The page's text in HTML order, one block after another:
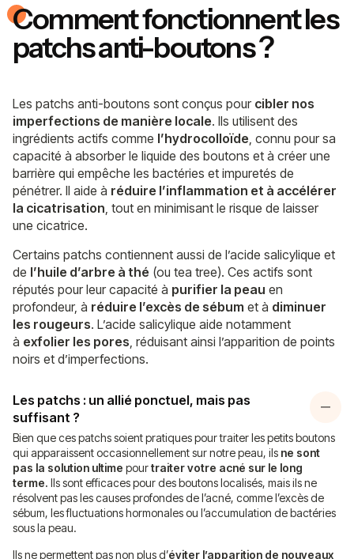
Comment fonctionnent les
patchs anti-boutons ?
Les patchs anti-boutons sont conçus pour cibler nos
imperfections de manière locale. Ils utilisent des
ingrédients actifs comme l’hydrocolloïde , connu pour sa
capacité à absorber le liquide des boutons et à créer une
barrière qui empêche les bactéries et impuretés de
pénétrer. Il aide à réduire l’inflammation et à accélérer
la cicatrisation , tout en minimisant le risque de laisser
une cicatrice.
Certains patchs contiennent aussi de l’acide salicylique et
de l’huile d’arbre à thé (ou tea tree). Ces actifs sont
réputés pour leur capacité à purifier la peau en
profondeur, à réduire l’excès de sébum et à diminuer
les rougeurs. L’acide salicylique aide notamment
à exfolier les pores , réduisant ainsi l’apparition de points
noirs et d’imperfections.
Les patchs : un allié ponctuel, mais pas
suffisant ?
Bien que ces patchs soient pratiques pour traiter les petits boutons
qui apparaissent occasionnellement sur notre peau, ils ne sont
pas la solution ultime pourtraiter votre acné sur le long
terme. Ils sont efficaces pour des boutons localisés, mais ils ne
résolvent pas les causes profondes de l’acné, comme l’excès de
sébum, les fluctuations hormonales ou l’accumulation de bactéries
sous la peau.
Ils ne permettent pas non plus d’éviter l’apparition de nouveaux